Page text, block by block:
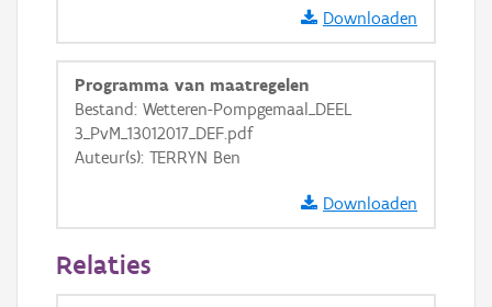
Downloaden
Programma van maatregelen
Bestand: Wetteren-Pompgemaal_DEEL
3_PvM_13012017_DEF.pdf
Auteur(s): TERRYN Ben
Downloaden
Relaties